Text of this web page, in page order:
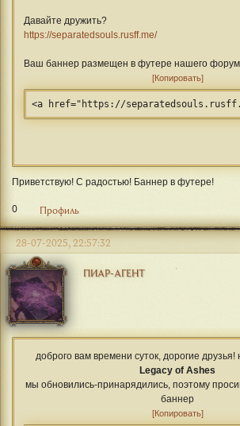
Давайте дружить?
https://separatedsouls.rusff.me/
Ваш баннер размещен в футере нашего
Копировать
<a href="https://
Приветствую! С радостью! Баннер в футере!
0 Профиль
ПИАР-АГЕНТ
28-07-2025, 22:57:32
доброго вам времени суток, дорогие друзья!
Legacy of Ashes
мы обновились-принарядились, поэтому
баннер
Копировать